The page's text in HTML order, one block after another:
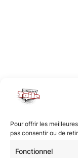
Pour offrir les
pas consentir ou de
Fonctionnel